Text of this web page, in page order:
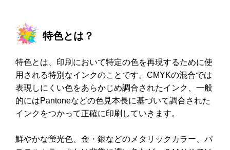
特色とは？
特色とは、印刷において特定の色を再現するために使
用される特別なインクのことです。CMYKの混合では
表現しにくい色をあらかじめ調合されたインク、一般
的にはPantoneなどの色見本長に基づいて調合された
インクをつかって正確に印刷していきます。
鮮やかな蛍光色、金・銀などのメタリックカラー、パ